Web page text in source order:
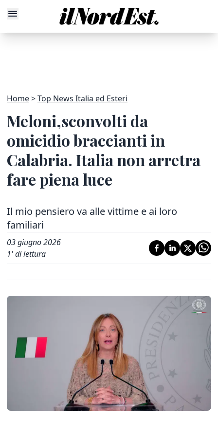
Home Top News Italia ed Esteri
Meloni,sconvolti da
omicidio braccianti in
Calabria. Italia non arretra
fare piena luce
Il mio pensiero va alle vittime e ai loro
familiari
03 giugno 2026
1' di lettura